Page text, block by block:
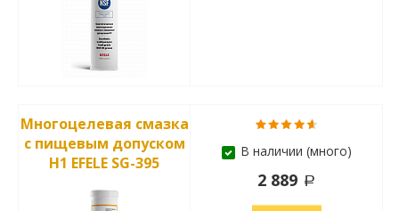
Многоцелевая смазка
с пищевым допуском
Н1 EFELE SG-395
В наличии (много)
2 889